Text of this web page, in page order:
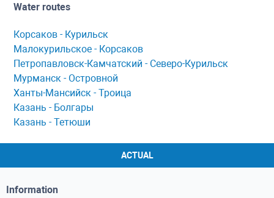
Water routes
Корсaков - Курильск
Мaлокурильское - Корсaков
Петропaвловск-Кaмчaтский - Северо-Курильск
Мурманск - Островной
Ханты-Мансийск - Троица
Казань - Болгары
Казань - Тетюши
ACTUAL
Information